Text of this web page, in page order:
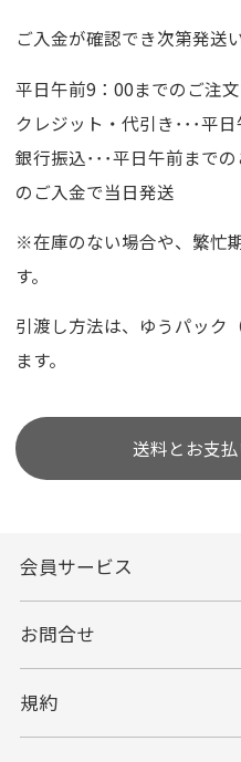
ご入金が確認でき次第発送
平日午前9：00までのご注
クレジット・代引き･･･平
銀行振込･･･平日午前まで
のご入金で当日発送
※在庫のない場合や、繁忙
す。
引渡し方法は、ゆうパック
ます。
送料とお支
会員サービス
お問合せ
規約